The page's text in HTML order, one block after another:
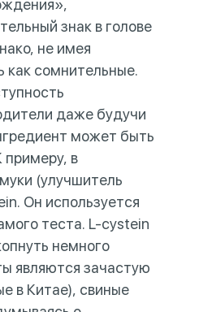
знак в голове
не имея
как сомнительные.
даже будучи
может быть
примеру, в
(улучшитель
Он используется
теста. L-cystein
немного
являются зачастую
в Китае), свиные